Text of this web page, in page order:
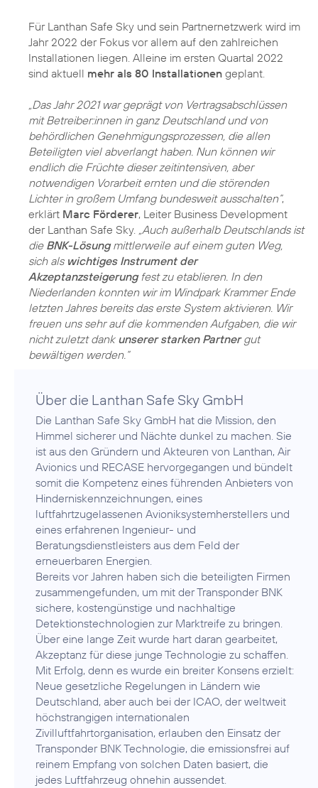
Für Lanthan Safe Sky und sein Partnernetzwerk wird im
Jahr 2022 der Fokus vor allem auf den zahlreichen
Installationen liegen. Alleine im ersten Quartal 2022
sind aktuell mehr als 80 Installationen geplant.
„Das Jahr 2021 war geprägt von Vertragsabschlüssen
mit Betreiber:innen in ganz Deutschland und von
behördlichen Genehmigungsprozessen, die allen
Beteiligten viel abverlangt haben. Nun können wir
endlich die Früchte dieser zeitintensiven, aber
notwendigen Vorarbeit ernten und die störenden
Lichter in großem Umfang bundesweit ausschalten“,
erklärt Marc Förderer, Leiter Business Development
der Lanthan Safe Sky. „Auch außerhalb Deutschlands ist
die BNK-Lösungmittlerweile auf einem guten Weg,
sich als wichtiges Instrument der
Akzeptanzsteigerungfest zu etablieren. In den
Niederlanden konnten wir im Windpark Krammer Ende
letzten Jahres bereits das erste System aktivieren. Wir
freuen uns sehr auf die kommenden Aufgaben, die wir
nicht zuletzt dank unserer starken Partnergut
bewältigen werden.“
Über die Lanthan Safe Sky GmbH
Die Lanthan Safe Sky GmbH hat die Mission, den
Himmel sicherer und Nächte dunkel zu machen. Sie
ist aus den Gründern und Akteuren von Lanthan, Air
Avionics und RECASE hervorgegangen und bündelt
somit die Kompetenz eines führenden Anbieters von
Hinderniskennzeichnungen, eines
luftfahrtzugelassenen Avioniksystemherstellers und
eines erfahrenen Ingenieur- und
Beratungsdienstleisters aus dem Feld der
erneuerbaren Energien.
Bereits vor Jahren haben sich die beteiligten Firmen
zusammengefunden, um mit der Transponder BNK
sichere, kostengünstige und nachhaltige
Detektionstechnologien zur Marktreife zu bringen.
Über eine lange Zeit wurde hart daran gearbeitet,
Akzeptanz für diese junge Technologie zu schaffen.
Mit Erfolg, denn es wurde ein breiter Konsens erzielt:
Neue gesetzliche Regelungen in Ländern wie
Deutschland, aber auch bei der ICAO, der weltweit
höchstrangigen internationalen
Zivilluftfahrtorganisation, erlauben den Einsatz der
Transponder BNK Technologie, die emissionsfrei auf
reinem Empfang von solchen Daten basiert, die
jedes Luftfahrzeug ohnehin aussendet.